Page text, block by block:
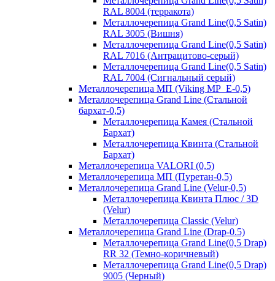
RAL 8004 (терракота)
Металлочерепица Grand Line(0,5 Satin)
RAL 3005 (Вишня)
Металлочерепица Grand Line(0,5 Satin)
RAL 7016 (Антрацитово-серый)
Металлочерепица Grand Line(0,5 Satin)
RAL 7004 (Сигнальный серый)
Металлочерепица МП (Viking MP_E-0,5)
Металлочерепица Grand Line (Стальной
бархат-0,5)
Металлочерепица Камея (Стальной
Бархат)
Металлочерепица Квинта (Стальной
Бархат)
Металлочерепица VALORI (0,5)
Металлочерепица МП (Пуретан-0,5)
Металлочерепица Grand Line (Velur-0,5)
Металлочерепица Квинта Плюс / 3D
(Velur)
Металлочерепица Classic (Velur)
Металлочерепица Grand Line (Drap-0.5)
Металлочерепица Grand Line(0,5 Drap)
RR 32 (Темно-коричневый)
Металлочерепица Grand Line(0,5 Drap)
9005 (Черный)